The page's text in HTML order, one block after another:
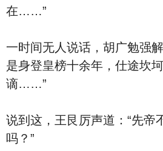
在……”
一时间无人说话，胡广勉强
是身登皇榜十余年，仕途坎
谪……”
说到这，王艮厉声道：“先帝
吗？”